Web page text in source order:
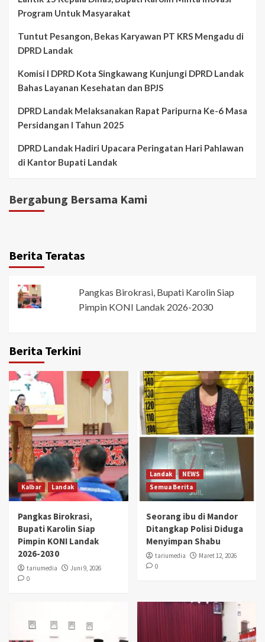
Program Untuk Masyarakat
Tuntut Pesangon, Bekas Karyawan PT KRS Mengadu di
DPRD Landak
Komisi I DPRD Kota Singkawang Kunjungi DPRD Landak
Bahas Layanan Kesehatan dan BPJS
DPRD Landak Melaksanakan Rapat Paripurna Ke-6 Masa
Persidangan I Tahun 2025
DPRD Landak Hadiri Upacara Peringatan Hari Pahlawan
di Kantor Bupati Landak
Bergabung Bersama Kami
Berita Teratas
Pangkas Birokrasi, Bupati Karolin Siap
Pimpin KONI Landak 2026-2030
Berita Terkini
Kalbar Landak
Pangkas Birokrasi,
Bupati Karolin Siap
Pimpin KONI Landak
2026-2030
tariumedia
Juni 9, 2026
0
Landak
NEWS
Semua Berita
Seorang ibu di Mandor
Ditangkap Polisi Diduga
Menyimpan Shabu
tariumedia
Maret 12, 2026
0